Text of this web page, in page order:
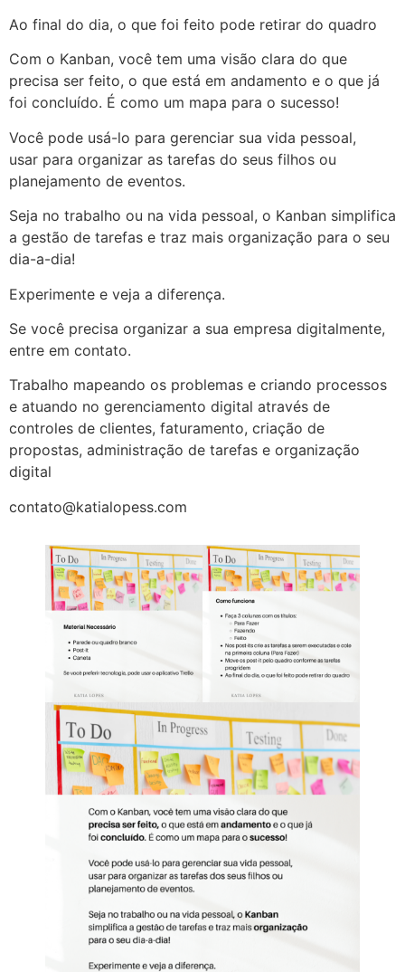
Ao final do dia, o que foi feito pode retirar do quadro
Com o Kanban, você tem uma visão clara do que
precisa ser feito, o que está em andamento e o que já
foi concluído. É como um mapa para o sucesso!
Você pode usá-lo para gerenciar sua vida pessoal,
usar para organizar as tarefas do seus filhos ou
planejamento de eventos.
Seja no trabalho ou na vida pessoal, o Kanban simplifica
a gestão de tarefas e traz mais organização para o seu
dia-a-dia!
Experimente e veja a diferença.
Se você precisa organizar a sua empresa digitalmente,
entre em contato.
Trabalho mapeando os problemas e criando processos
e atuando no gerenciamento digital através de
controles de clientes, faturamento, criação de
propostas, administração de tarefas e organização
digital
contato@katialopess.com